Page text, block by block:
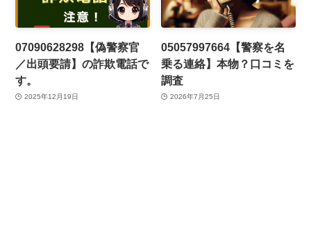
07090628298【偽警察官
／出頭要請】の詐欺電話で
す。
2025年12月19日
05057997664【警察を名
乗る連絡】本物？口コミを
調査
2026年7月25日